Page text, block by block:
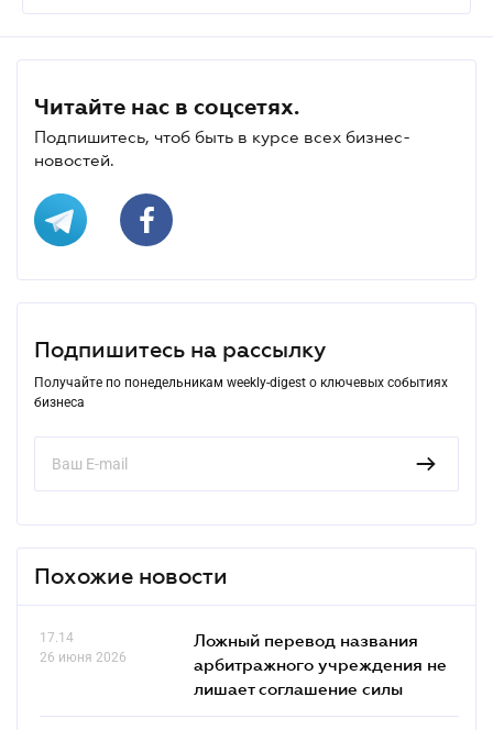
Читайте нас в соцсетях.
Подпишитесь, чтоб быть в курсе всех бизнес-
новостей.
Подпишитесь на рассылку
Получайте по понедельникам weekly-digest о ключевых событиях
бизнеса
Похожие новости
17.14
26 июня 2026
Ложный перевод названия
арбитражного учреждения не
лишает соглашение силы